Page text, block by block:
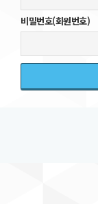
비밀번호(회원번호)